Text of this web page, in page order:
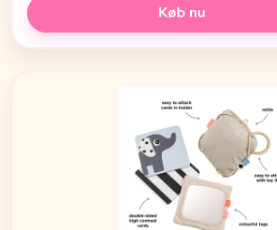
Køb nu